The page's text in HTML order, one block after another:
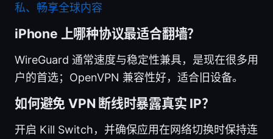
私、畅享全球内容
iPhone 上哪种协议最适合翻墙？
WireGuard 通常速度与稳定性兼具，是现在很多用
户的首选；OpenVPN 兼容性好，适合旧设备。
如何避免 VPN 断线时暴露真实 IP？
开启 Kill Switch，并确保应用在网络切换时保持连